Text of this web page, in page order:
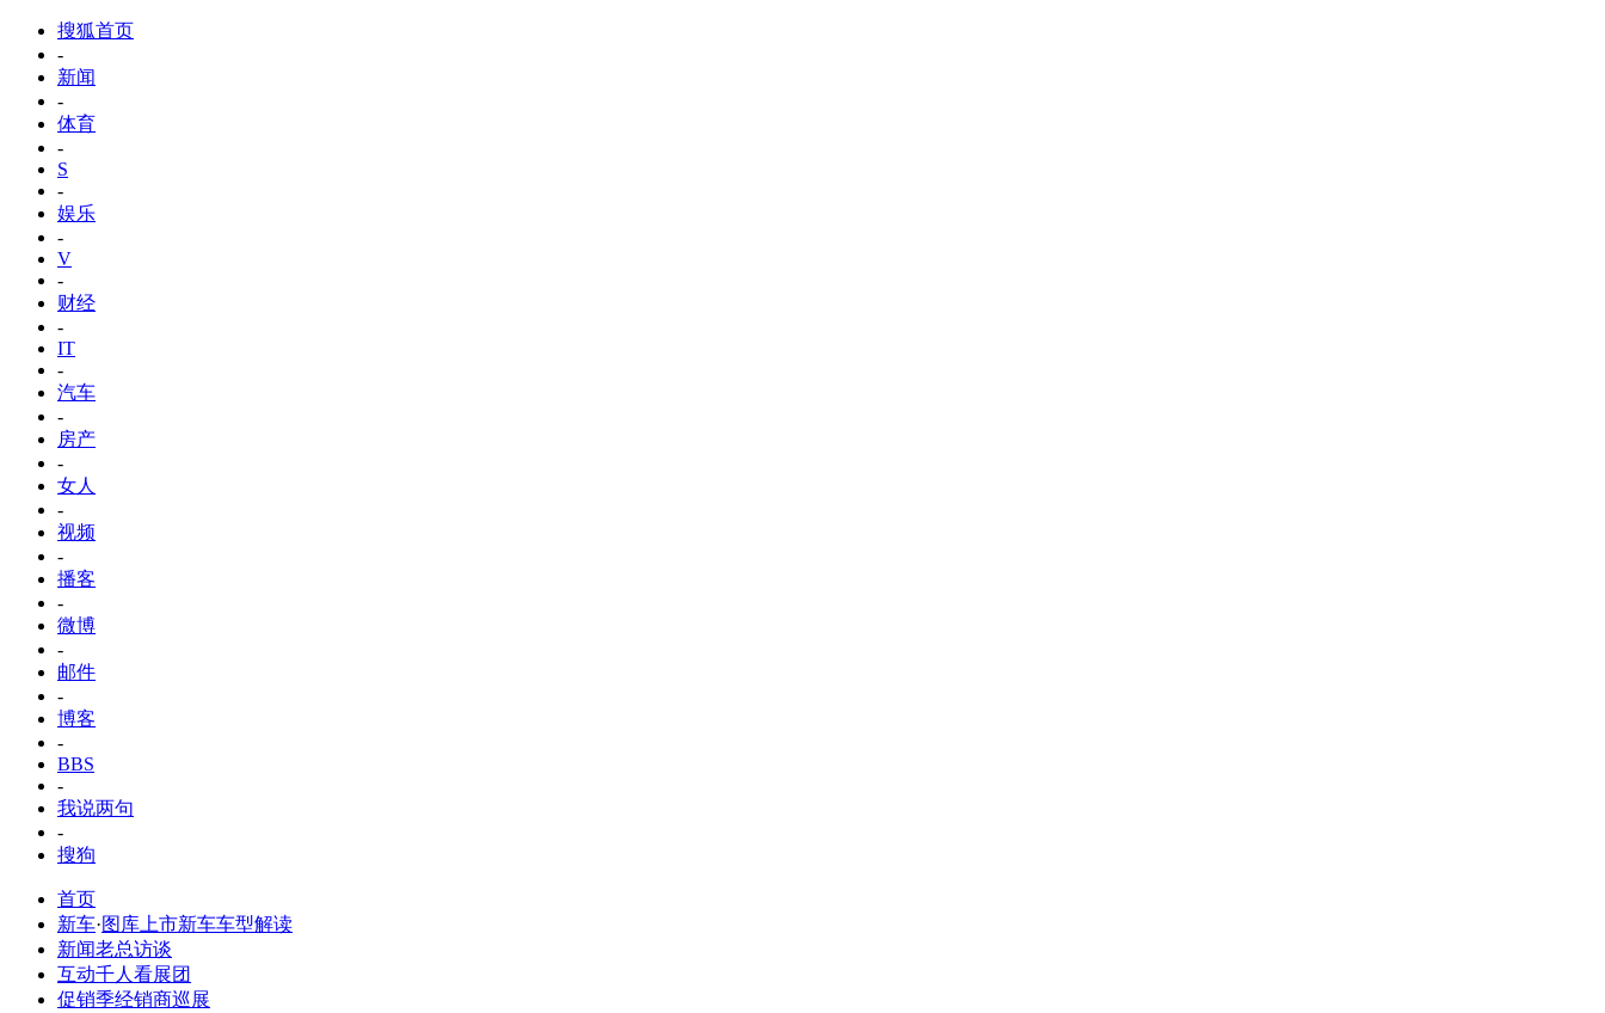
搜狐首页
-
新闻
-
体育
-
S
-
娱乐
-
V
-
财经
-
IT
-
汽车
-
房产
-
女人
-
视频
-
播客
-
微博
-
邮件
-
博客
-
BBS
-
我说两句
-
搜狗
首页
新车·图库 上市新车车型解读
新闻老总访谈
互动千人看展团
促销季经销商巡展